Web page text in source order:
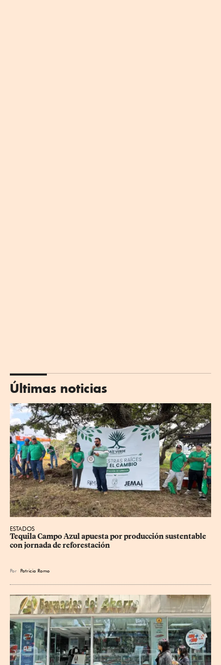
Últimas noticias
ESTADOS
Tequila Campo Azul apuesta por producción sustentable
con jornada de reforestación
Por Patricia Romo